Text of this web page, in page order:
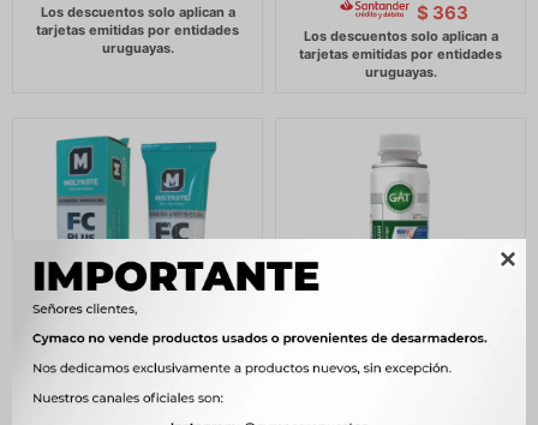

$ 363
ADITIVO - ANTIFRICION